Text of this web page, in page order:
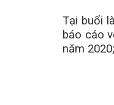
Tại buổi
báo cáo
năm